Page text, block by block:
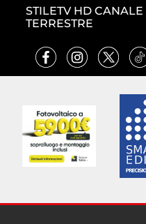
STILETV HD
TERRESTRE